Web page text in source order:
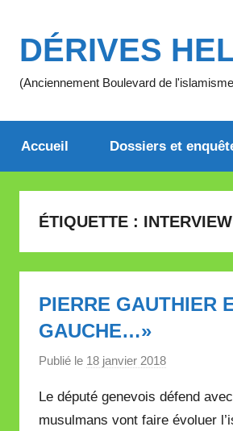
contenu
DÉRIVES
(Anciennement Boulevard de
Accueil Dossiers et
ÉTIQUETTE : INTERVIEW
PIERRE GAUTHIER
GAUCHE…»
Publié le 18 janvier 2018
r
M
Le député genevois défend
musulmans vont faire évoluer